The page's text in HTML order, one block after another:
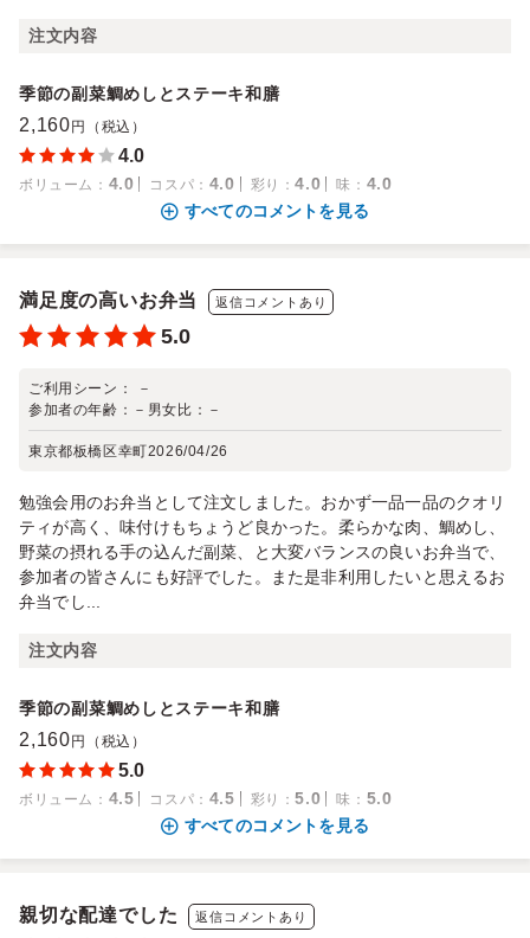
注文内容
季節の副菜鯛めしとステーキ和膳
2,160 円（税込）
4.0
ボリューム ： 4.0 コスパ ： 4.0 彩り ：4.0 味 ： 4.0
すべてのコメントを見る
満足度の高いお弁当 返信コメントあり
5.0
ご利用シーン：
－
参加者の年齢： － 男女比： －
東京都板橋区幸町2026/04/26
勉強会用のお弁当として注文しました。おかず一品一品のクオリ
ティが高く、味付けもちょうど良かった。柔らかな肉、鯛めし、
野菜の摂れる手の込んだ副菜、と大変バランスの良いお弁当で、
参加者の皆さんにも好評でした。また是非利用したいと思えるお
弁当でし...
注文内容
季節の副菜鯛めしとステーキ和膳
2,160 円（税込）
5.0
ボリューム ： 4.5 コスパ ： 4.5 彩り ：5.0 味 ： 5.0
すべてのコメントを見る
親切な配達でした 返信コメントあり